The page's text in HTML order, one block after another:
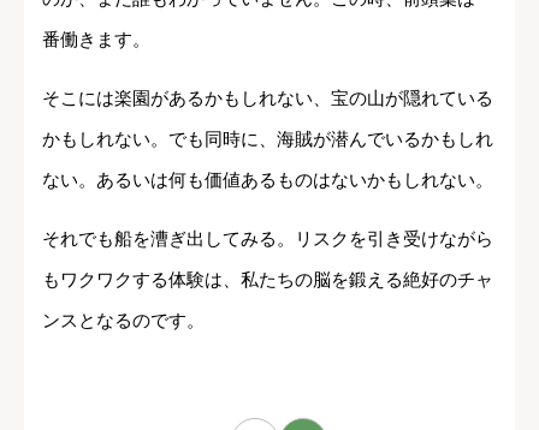
番働きます。
そこには楽園があるかもしれない、宝の山が隠れている
かもしれない。でも同時に、海賊が潜んでいるかもしれ
ない。あるいは何も価値あるものはないかもしれない。
それでも船を漕ぎ出してみる。リスクを引き受けながら
もワクワクする体験は、私たちの脳を鍛える絶好のチャ
ンスとなるのです。